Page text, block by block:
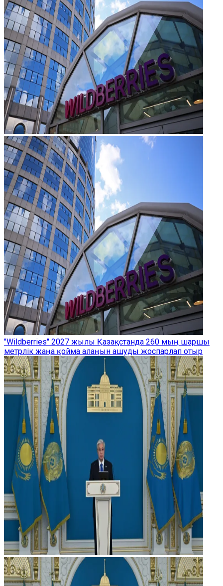
"Wildberries" 2027 жылы Қазақстанда 260 мың шаршы
метрлік жаңа қойма алаңын ашуды жоспарлап отыр